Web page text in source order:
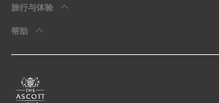
旅行与体验
帮助